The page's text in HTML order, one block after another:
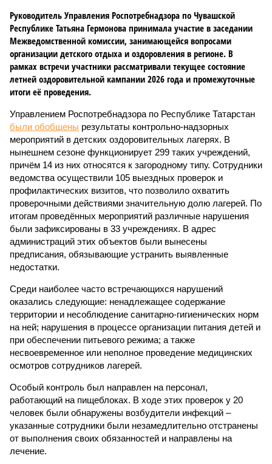
Руководитель Управления Роспотребнадзора по Чувашской
Республике Татьяна Гермонова принимала участие в заседании
Межведомственной комиссии, занимающейся вопросами
организации детского отдыха и оздоровления в регионе. В
рамках встречи участники рассматривали текущее состояние
летней оздоровительной кампании 2026 года и промежуточные
итоги её проведения.
Управлением Роспотребнадзора по Республике Татарстан
были обобщены результаты контрольно-надзорных
мероприятий в детских оздоровительных лагерях. В
нынешнем сезоне функционирует 299 таких учреждений,
причём 14 из них относятся к загородному типу. Сотрудники
ведомства осуществили 105 выездных проверок и
профилактических визитов, что позволило охватить
проверочными действиями значительную долю лагерей. По
итогам проведённых мероприятий различные нарушения
были зафиксированы в 33 учреждениях. В адрес
администраций этих объектов были вынесены
предписания, обязывающие устранить выявленные
недостатки.
Среди наиболее часто встречающихся нарушений
оказались следующие: ненадлежащее содержание
территории и несоблюдение санитарно-гигиенических норм
на ней; нарушения в процессе организации питания детей и
при обеспечении питьевого режима; а также
несвоевременное или неполное проведение медицинских
осмотров сотрудников лагерей.
Особый контроль был направлен на персонал,
работающий на пищеблоках. В ходе этих проверок у 20
человек были обнаружены возбудители инфекций –
указанные сотрудники были незамедлительно отстранены
от выполнения своих обязанностей и направлены на
лечение.